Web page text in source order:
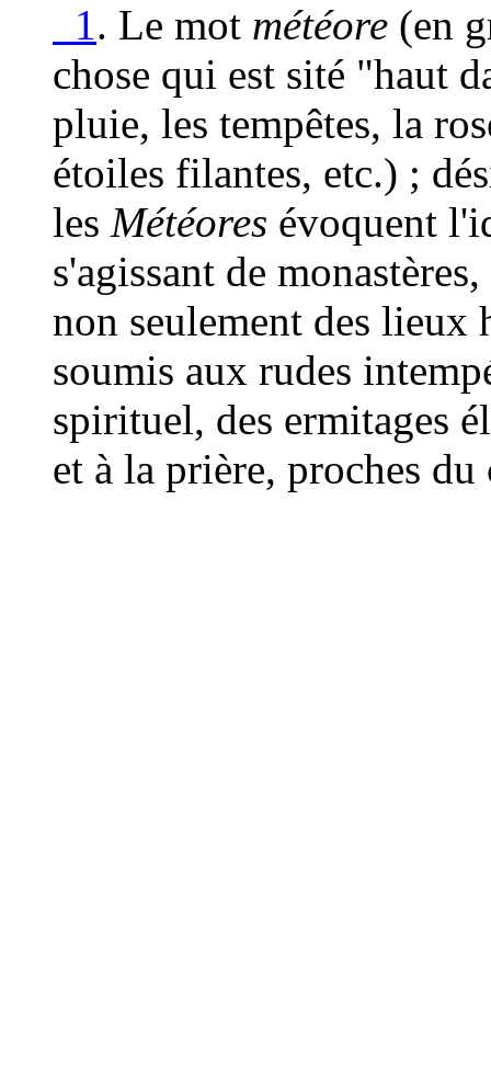
1. Le mot météore (en
chose qui est sité "haut
pluie, les tempêtes, la
étoiles filantes, etc.) ;
les Météores évoquent
s'agissant de
non seulement des lieux
soumis aux rudes
spirituel, des ermitages
et à la prière, proches